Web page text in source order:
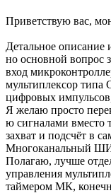
Приветствую вас,
Детальное
но основной вопрос
вход
мультиплексор типа
цифровых
Я желаю просто
ю сигналами вместо
захват и подсчёт в
Многоканальный
Полагаю, лучше
управления
таймером МК,